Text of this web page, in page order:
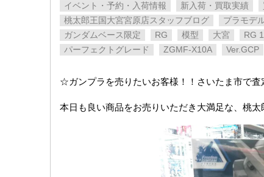
イベント・予約・入荷情報
新入荷・買取実績
桃太郎王国大宮宮原店スタッフブログ
プラモデ
ガンダムベース限定
RG 模型 大宮 RG
パーフェクトグレード
ZGMF-X10A Ver.GCP
☆ガンプラを売りたいお客様！！さいたま市で
本日も良い商品をお売りいただき大満足な、桃太